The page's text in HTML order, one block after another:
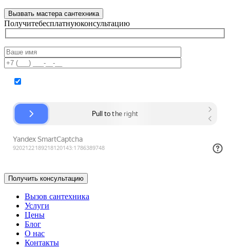
Вызвать мастера сантехника
Получитебесплатнуюконсультацию
Вызов сантехника
Услуги
Цены
Блог
О нас
Контакты